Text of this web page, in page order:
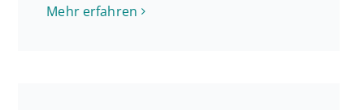
Mehr er­fah­ren